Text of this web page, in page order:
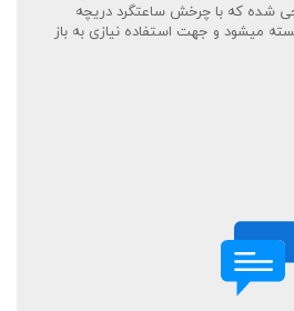
شده که با چرخش ساعتگرد دریچه
میشود و جهت استفاده نیازی به باز